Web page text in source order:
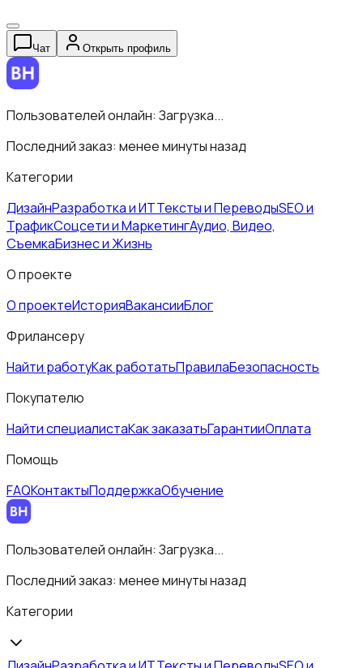
Чат Открыть профиль
Пользователей онлайн: Загрузка...
Последний заказ: менее минуты назад
Категории
ДизайнРазработка и ИТТексты и ПереводыSEO и
ТрафикСоцсети и МаркетингАудио, Видео,
СъемкаБизнес и Жизнь
О проекте
О проектеИсторияВакансииБлог
Фрилансеру
Найти работуКак работатьПравилаБезопасность
Покупателю
Найти специалистаКак заказатьГарантииОплата
Помощь
FAQКонтактыПоддержкаОбучение
Пользователей онлайн: Загрузка...
Последний заказ: менее минуты назад
Категории